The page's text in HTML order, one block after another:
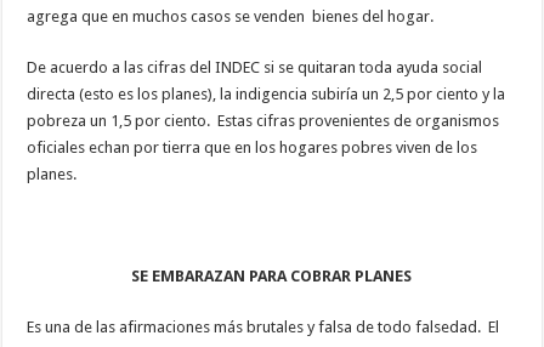
agrega que en muchos casos se venden bienes del hogar.
De acuerdo a las cifras del INDEC si se quitaran toda ayuda social
directa (esto es los planes), la indigencia subiría un 2,5 por ciento y la
pobreza un 1,5 por ciento. Estas cifras provenientes de organismos
oficiales echan por tierra que en los hogares pobres viven de los
planes.
SE EMBARAZAN PARA COBRAR PLANES
Es una de las afirmaciones más brutales y falsa de todo falsedad. El